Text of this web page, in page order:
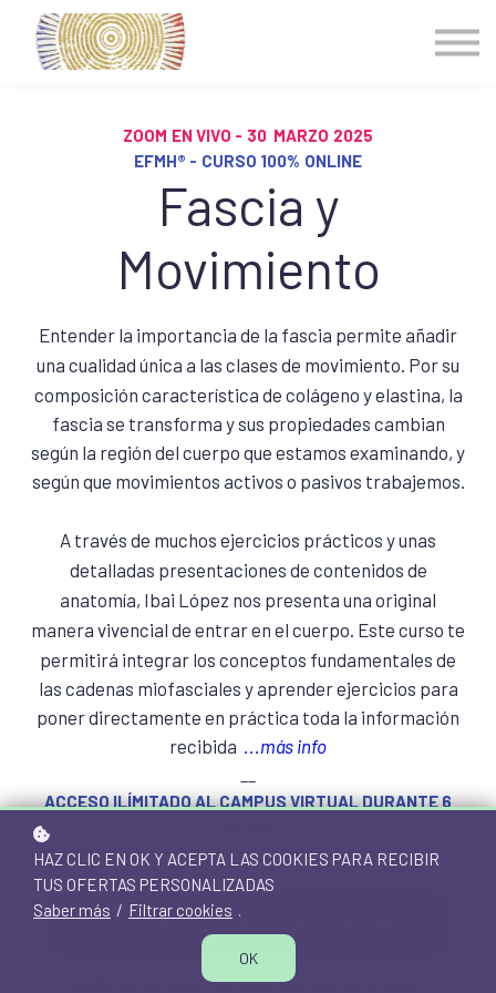
Clases para PARTICULARES
Cursos para PROFESIONALES
ZOOM EN VIVO - 30 MARZO 2025
EFMH® - CURSO 100% ONLINE
Fascia y
Movimiento
Entender la importancia de la fascia permite añadir
una cualidad única a las clases de movimiento. Por su
composición característica de colágeno y elastina, la
fascia se transforma y sus propiedades cambian
según la región del cuerpo que estamos examinando, y
según que movimientos activos o pasivos trabajemos.
A través de muchos ejercicios prácticos y unas
detalladas presentaciones de contenidos de
anatomía, Ibai López nos presenta una original
manera vivencial de entrar en el cuerpo. Este curso te
permitirá integrar los conceptos fundamentales de
las cadenas miofasciales y aprender ejercicios para
poner directamente en práctica toda la información
recibida ...más info
ACCESO ILÍMITADO AL CAMPUS VIRTUAL DURANTE 6
PRECIO 280€
RESERVA EL CURSO 100% ONLINE
CURSO PRESENCIAL
HAZ CLIC EN OK Y ACEPTA LAS COOKIES PARA RECIBIR
TUS OFERTAS PERSONALIZADAS
Saber más / Filtrar cookies .
OK